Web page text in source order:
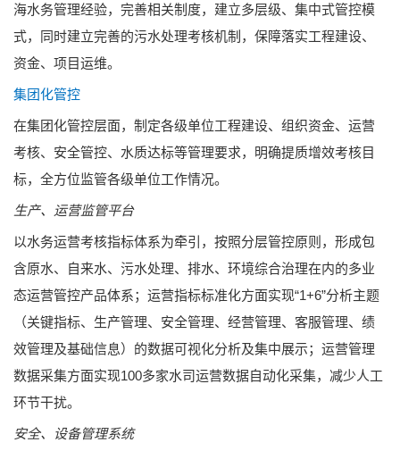
海水务管理经验，完善相关制度，建立多层级、集中式管控模
式，同时建立完善的污水处理考核机制，保障落实工程建设、
资金、项目运维。
集团化管控
在集团化管控层面，制定各级单位工程建设、组织资金、运营
考核、安全管控、水质达标等管理要求，明确提质增效考核目
标，全方位监管各级单位工作情况。
生产、运营监管平台
以水务运营考核指标体系为牵引，按照分层管控原则，形成包
含原水、自来水、污水处理、排水、环境综合治理在内的多业
态运营管控产品体系；运营指标标准化方面实现“1+6”分析主题
（关键指标、生产管理、安全管理、经营管理、客服管理、绩
效管理及基础信息）的数据可视化分析及集中展示；运营管理
数据采集方面实现100多家水司运营数据自动化采集，减少人工
环节干扰。
安全、设备管理系统